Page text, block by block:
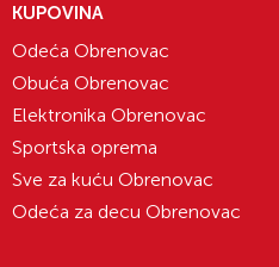
KUPOVINA
Odeća Obrenovac
Obuća Obrenovac
Elektronika Obrenovac
Sportska oprema
Sve za kuću Obrenovac
Odeća za decu Obrenovac